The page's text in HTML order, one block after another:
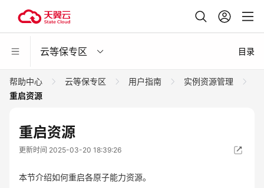
云等保专区 目录
帮助中心 云等保专区 用户指南
实例资源管理
重启资源
重启资源
更新时间 2025-03-20 18:39:26
本节介绍如何重启各原子能力资源。